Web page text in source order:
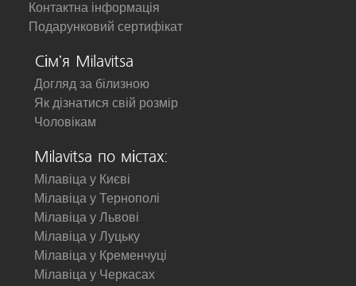
Контактна інформація
Подарунковий сертифікат
Сім'я Milavitsa
Догляд за білизною
Як дізнатися свій розмір
Чоловікам
Milavitsa по містах:
Мілавіца у Києві
Мілавіца у Тернополі
Мілавіца у Львові
Мілавіца у Луцьку
Мілавіца у Кременчуці
Мілавіца у Черкасах